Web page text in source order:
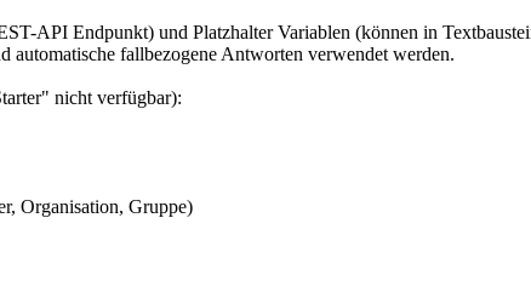
API Endpunkt) und Platzhalter Variablen (können in
fallbezogene Antworten verwendet werden.
nicht verfügbar):
Organisation, Gruppe)